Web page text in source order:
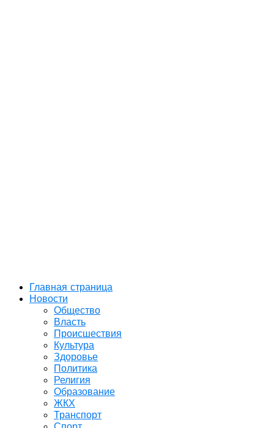
Главная страница
Новости
Общество
Власть
Происшествия
Культура
Здоровье
Политика
Религия
Образование
ЖКХ
Транспорт